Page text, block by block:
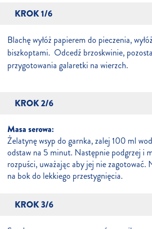
KROK 1/6
Blachę wyłóż papierem do pieczenia,
biszkoptami. Odcedź brzoskwinie,
przygotowania galaretki na wierzch.
KROK 2/6
Masa serowa:
Żelatynę wsyp do garnka, zalej 100 ml
odstaw na 5 minut. Następnie podgrzej i
rozpuści, uważając aby jej nie zagotować.
na bok do lekkiego przestygnięcia.
KROK 3/6